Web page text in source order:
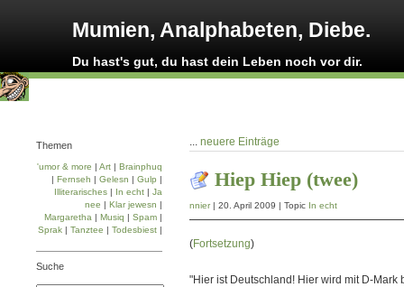
Mumien, Analphabeten, Diebe.
Du hast's gut, du hast dein Leben noch vor dir.
... neuere Einträge
Hiep Hiep (twee)
nnier| 20. April 2009 | Topic In echt
(Fortsetzung)
"Hier ist Deutschland! Hier wird mit D-Mark
Themen
'umor & more | Art | Brainphuq
| Fernseh | Gelesn | Gulp |
Illiterarisches | In echt | Ja
nee | Klar jewesn |
Margaretha | Musiq | Spam |
Sprak | Tanztee | Todesbiest |
Suche